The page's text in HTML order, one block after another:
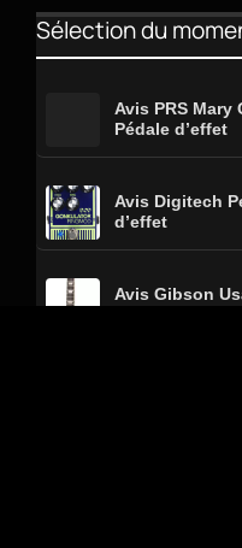
Sélection du
Avis PRS Mary
Pédale d’effet
Avis Digitech
d’effet
Avis Gibson